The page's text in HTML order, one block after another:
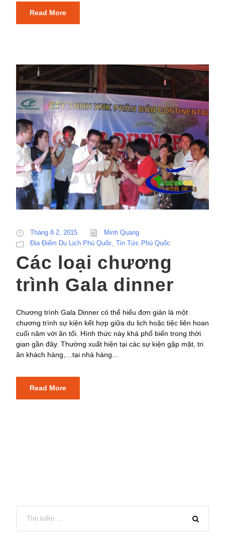
Read More
Tháng 8 2, 2015
Minh Quang
Địa Điểm Du Lịch Phú Quốc, Tin Tức Phú Quốc
Các loại chương
trình Gala dinner
Chương trình Gala Dinner có thể hiểu đơn giản là một
chương trình sự kiện kết hợp giữa du lịch hoặc tiệc liên hoan
cuối năm với ăn tối. Hình thức này khá phổ biến trong thời
gian gần đây. Thường xuất hiện tại các sự kiện gặp mặt, tri
ân khách hàng,…tại nhà hàng...
Read More